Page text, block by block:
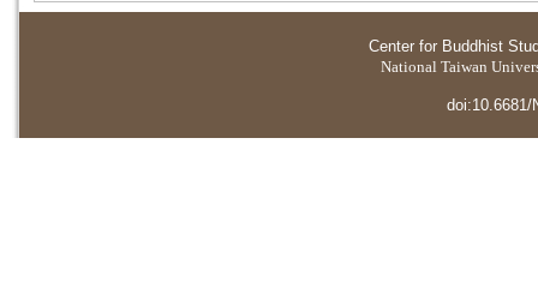
Center for Buddhist
National Taiwan
doi:10.6681/